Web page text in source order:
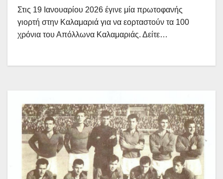
Στις 19 Ιανουαρίου 2026 έγινε μία πρωτοφανής
γιορτή στην Καλαμαριά για να εορταστούν τα 100
χρόνια του Απόλλωνα Καλαμαριάς. Δείτε…